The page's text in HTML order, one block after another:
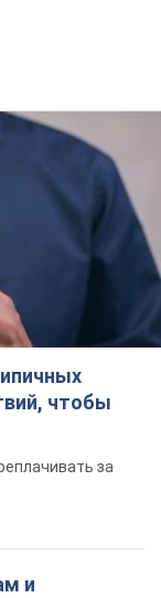
чтобы
за
и